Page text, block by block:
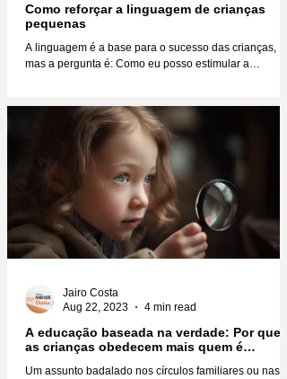
Como reforçar a linguagem de crianças
pequenas
A linguagem é a base para o sucesso das crianças,
mas a pergunta é: Como eu posso estimular a
A educação baseada na verdade: Por que
as crianças obedecem mais quem é
Um assunto badalado nos círculos familiares ou nas
Jairo Costa
Aug 22, 2023
4 min read